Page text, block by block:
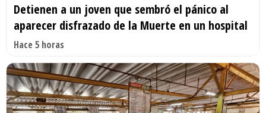
Detienen a un joven que sembró el pánico al
aparecer disfrazado de la Muerte en un hospital
Hace 5 horas